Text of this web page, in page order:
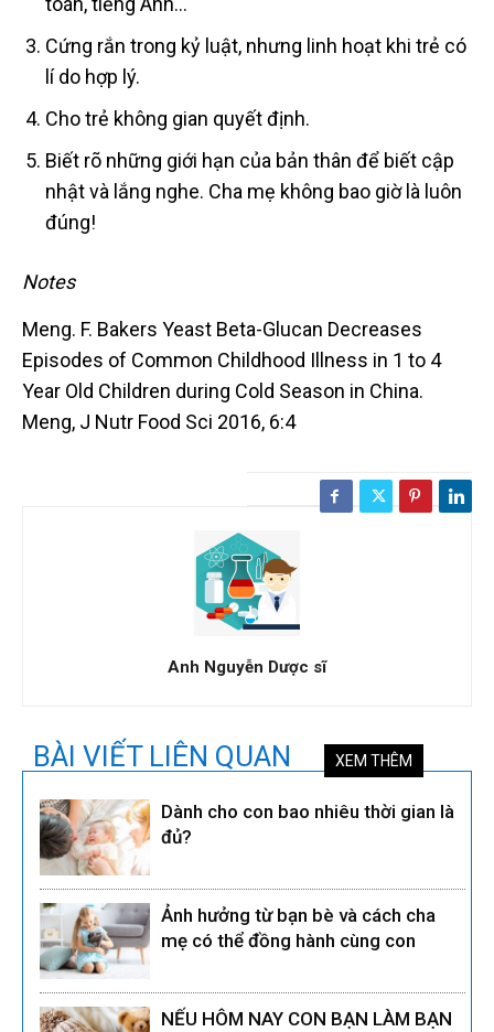
Cứng rắn trong kỷ luật, nhưng linh hoạt khi trẻ có
lí do hợp lý.
Cho trẻ không gian quyết định.
Biết rõ những giới hạn của bản thân để biết cập
nhật và lắng nghe. Cha mẹ không bao giờ là luôn
đúng!
Notes
Meng. F. Bakers Yeast Beta-Glucan Decreases
Episodes of Common Childhood Illness in 1 to 4
Year Old Children during Cold Season in China.
Meng, J Nutr Food Sci 2016, 6:4
Anh Nguyễn Dược sĩ
BÀI VIẾT LIÊN QUAN XEM THÊM
Dành cho con bao nhiêu thời gian là
đủ?
Ảnh hưởng từ bạn bè và cách cha
mẹ có thể đồng hành cùng con
NẾU HÔM NAY CON BẠN LÀM BẠN